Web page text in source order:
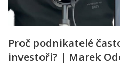
Proč podnikatelé
investoři? | Marek